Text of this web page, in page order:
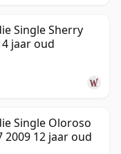
Single Sherry
jaar oud
Single Oloroso
2009 12 jaar oud